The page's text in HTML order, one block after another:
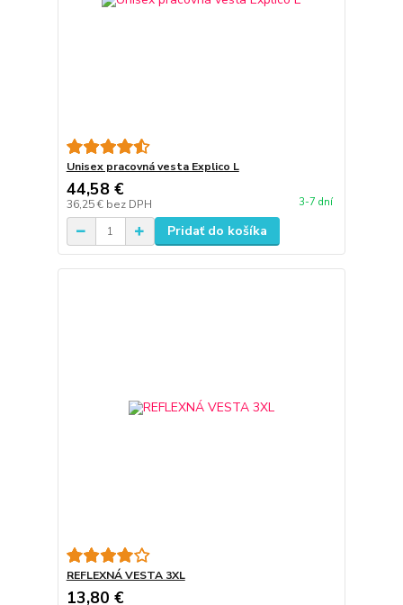
Unisex pracovná vesta Explico L
44,58 €
36,25 € bez DPH 3-7 dní
Pridať do košíka
REFLEXNÁ VESTA 3XL
13,80 €